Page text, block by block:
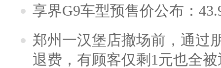
享界G9车型预售价公布：
郑州一汉堡店撤场前，通过
退费，有顾客仅剩1元也全